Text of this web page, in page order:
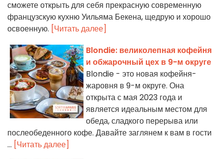
сможете открыть для себя прекрасную современную
французскую кухню Уильяма Бекена, щедрую и хорошо
освоенную. [Читать далее]
Blondie: великолепная кофейня
и обжарочный цех в 9-м округе
Blondie - это новая кофейня-
жаровня в 9-м округе. Она
открыта с мая 2023 года и
является идеальным местом для
обеда, сладкого перерыва или
послеобеденного кофе. Давайте заглянем к вам в гости
... [Читать далее]